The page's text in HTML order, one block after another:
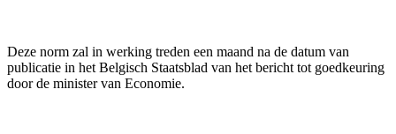
Deze norm zal in werking treden een maand na de datum van
publicatie in het Belgisch Staatsblad van het bericht tot goedkeuring
door de minister van Economie.